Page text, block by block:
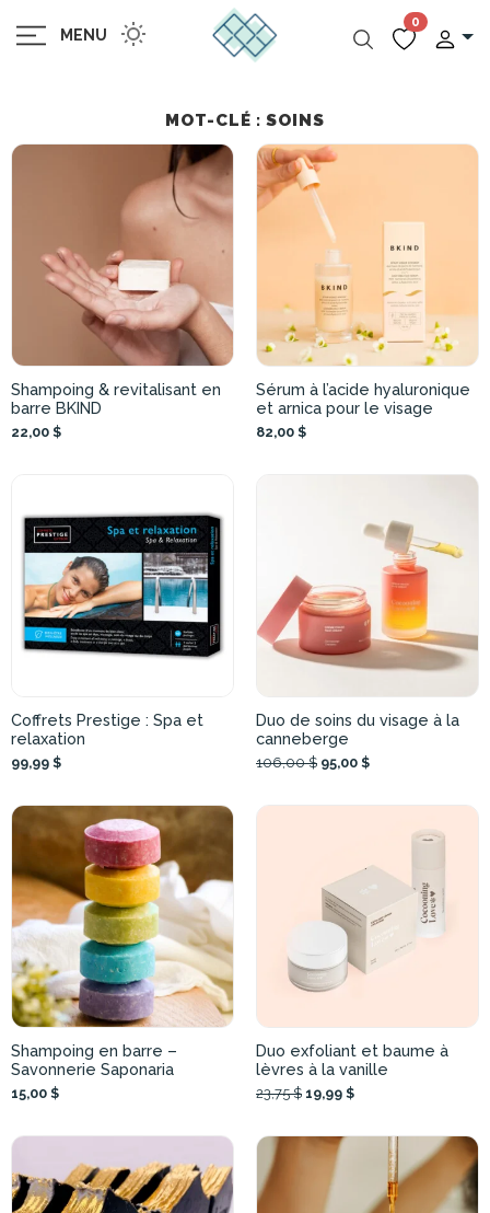
MENU
0
MOT-CLÉ : SOINS
Shampoing & revitalisant en
barre BKIND
22,00 $
Sérum à l’acide hyaluronique
et arnica pour le visage
82,00 $
Coffrets Prestige : Spa et
relaxation
99,99 $
Duo de soins du visage à la
canneberge
106,00 $ 95,00 $
Shampoing en barre –
Savonnerie Saponaria
15,00 $
Duo exfoliant et baume à
lèvres à la vanille
23,75 $ 19,99 $